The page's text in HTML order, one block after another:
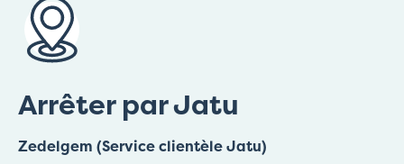
Arrêter par Jatu
Zedelgem (Service clientèle Jatu)